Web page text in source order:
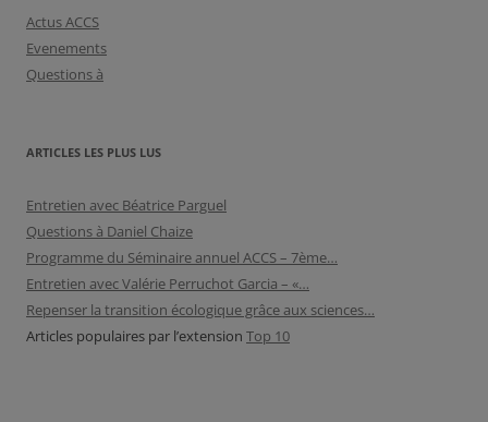
Actus ACCS
Evenements
Questions à
ARTICLES LES PLUS LUS
Entretien avec Béatrice Parguel
Questions à Daniel Chaize
Programme du Séminaire annuel ACCS – 7ème…
Entretien avec Valérie Perruchot Garcia – «…
Repenser la transition écologique grâce aux sciences…
Articles populaires par l’extension Top 10